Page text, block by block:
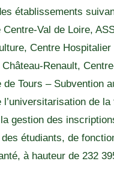
établissements
Val de Loire,
Centre
Château-Renault,
de Tours – Subvention
de la
gestion des
des étudiants, de
à hauteur de 232